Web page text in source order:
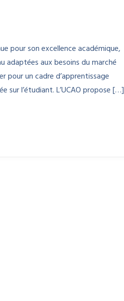
pour son excellence académique,
adaptées aux besoins du marché
pour un cadre d’apprentissage
sur l’étudiant. L’UCAO propose […]